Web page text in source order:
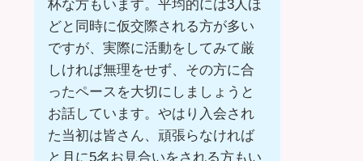
杯な方もいます。平均的には3人ほ
どと同時に仮交際される方が多い
ですが、実際に活動をしてみて厳
しければ無理をせず、その方に合
ったペースを大切にしましょうと
お話しています。やはり入会され
た当初は皆さん、頑張らなければ
と月に5名お見合いをされる方もい